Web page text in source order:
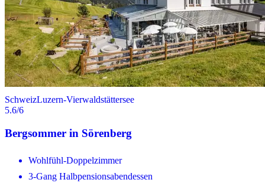
SchweizLuzern-Vierwaldstättersee
5.6/6
Bergsommer in Sörenberg
Wohlfühl-Doppelzimmer
3-Gang Halbpensionsabendessen